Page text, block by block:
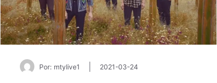
Por: mtylive1 2021-03-24